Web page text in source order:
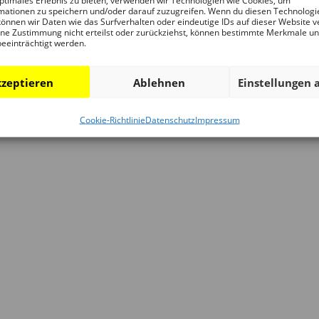
zu speichern und/oder darauf zuzugreifen. Wenn du diesen
wir Daten wie das Surfverhalten oder eindeutige IDs auf dieser Website
Zustimmung nicht erteilst oder zurückziehst, können bestimmte Merkmale
werden.
Ablehnen Einstellungen
Cookie-RichtlinieDatenschutzImpressum